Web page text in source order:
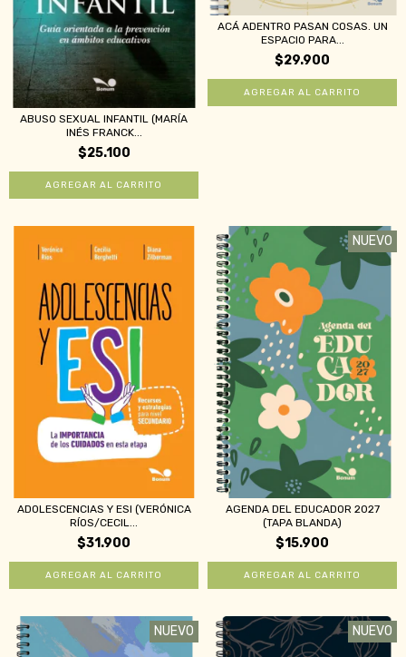
ABUSO SEXUAL INFANTIL (MARÍA
INÉS FRANCK...
$25.100
ACÁ ADENTRO PASAN COSAS. UN
ESPACIO PARA...
$29.900
ADOLESCENCIAS Y ESI (VERÓNICA
RÍOS/CECIL...
$31.900
NUEVO
AGENDA DEL EDUCADOR 2027
(TAPA BLANDA)
$15.900
NUEVO NUEVO